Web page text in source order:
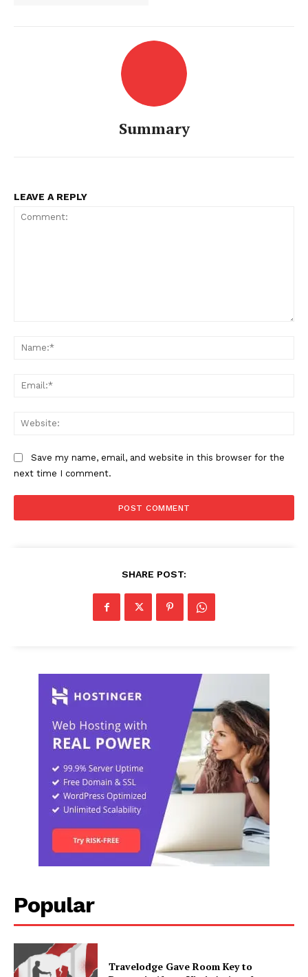
Summary
LEAVE A REPLY
Save my name, email, and website in this browser for the
next time I comment.
SHARE POST:
Popular
Travelodge Gave Room Key to